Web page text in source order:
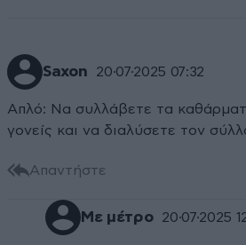
Saxon 20·07·2025 07:32
Απλό: Να συλλάβετε τα
γονείς και να διαλύσετε τον
Απαντήστε
Με μέτρο 20·07·2025